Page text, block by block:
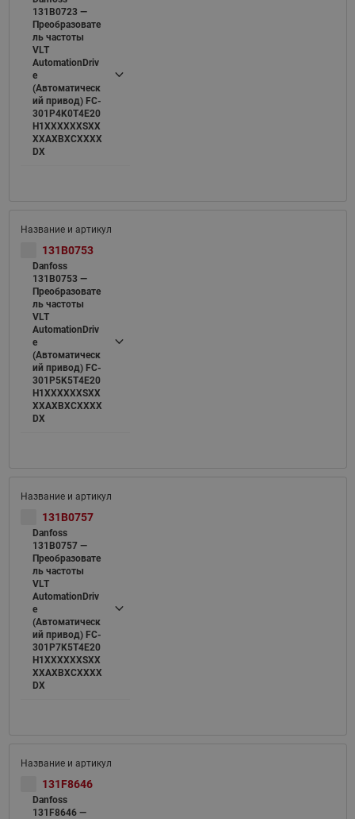
131B0723 —
Преобразовате
ль частоты
VLT
AutomationDriv
e
(Автоматическ
ий привод) FC-
301P4K0T4E20
H1XXXXXXSXX
XXAXBXCXXXX
DX
131B0753
Danfoss
131B0753 —
Преобразовате
ль частоты
VLT
AutomationDriv
e
(Автоматическ
ий привод) FC-
301P5K5T4E20
H1XXXXXXSXX
XXAXBXCXXXX
DX
131B0757
Danfoss
131B0757 —
Преобразовате
ль частоты
VLT
AutomationDriv
e
(Автоматическ
ий привод) FC-
301P7K5T4E20
H1XXXXXXSXX
XXAXBXCXXXX
DX
131F8646
Danfoss
131F8646 —